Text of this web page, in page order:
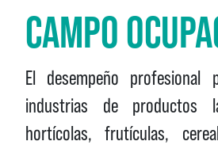
CAMPO
El desempeño profesional
industrias de productos
hortícolas, frutículas,